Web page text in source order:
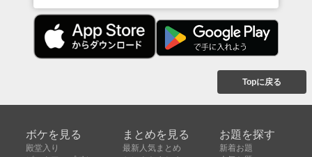
Topに戻る
ボケを見る
殿堂入り
まとめを見る
最新人気まとめ
お題を探す
新着お題